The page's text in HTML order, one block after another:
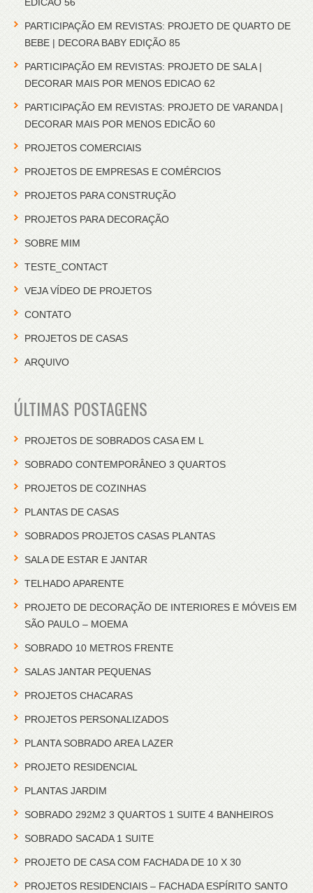
EDICAO 56
PARTICIPAÇÃO EM REVISTAS: PROJETO DE QUARTO DE
BEBE | DECORA BABY EDIÇÃO 85
PARTICIPAÇÃO EM REVISTAS: PROJETO DE SALA |
DECORAR MAIS POR MENOS EDICAO 62
PARTICIPAÇÃO EM REVISTAS: PROJETO DE VARANDA |
DECORAR MAIS POR MENOS EDICÃO 60
PROJETOS COMERCIAIS
PROJETOS DE EMPRESAS E COMÉRCIOS
PROJETOS PARA CONSTRUÇÃO
PROJETOS PARA DECORAÇÃO
SOBRE MIM
TESTE_CONTACT
VEJA VÍDEO DE PROJETOS
CONTATO
PROJETOS DE CASAS
ARQUIVO
ÚLTIMAS POSTAGENS
PROJETOS DE SOBRADOS CASA EM L
SOBRADO CONTEMPORÂNEO 3 QUARTOS
PROJETOS DE COZINHAS
PLANTAS DE CASAS
SOBRADOS PROJETOS CASAS PLANTAS
SALA DE ESTAR E JANTAR
TELHADO APARENTE
PROJETO DE DECORAÇÃO DE INTERIORES E MÓVEIS EM
SÃO PAULO – MOEMA
SOBRADO 10 METROS FRENTE
SALAS JANTAR PEQUENAS
PROJETOS CHACARAS
PROJETOS PERSONALIZADOS
PLANTA SOBRADO AREA LAZER
PROJETO RESIDENCIAL
PLANTAS JARDIM
SOBRADO 292M2 3 QUARTOS 1 SUITE 4 BANHEIROS
SOBRADO SACADA 1 SUITE
PROJETO DE CASA COM FACHADA DE 10 X 30
PROJETOS RESIDENCIAIS – FACHADA ESPÍRITO SANTO